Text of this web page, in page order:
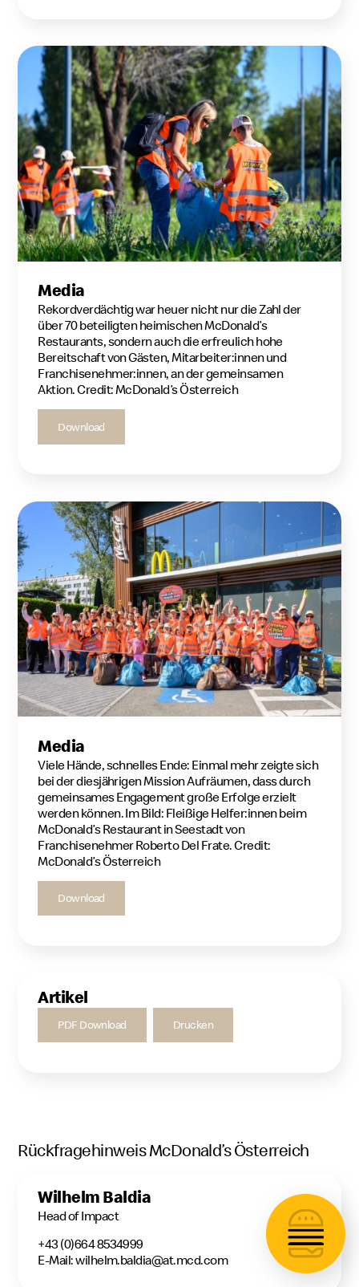
Media
Rekordverdächtig war heuer nicht nur die Zahl der
über 70 beteiligten heimischen McDonald’s
Restaurants, sondern auch die erfreulich hohe
Bereitschaft von Gästen, Mitarbeiter:innen und
Franchisenehmer:innen, an der gemeinsamen
Aktion. Credit: McDonald’s Österreich
Download
Media
Viele Hände, schnelles Ende: Einmal mehr zeigte sich
bei der diesjährigen Mission Aufräumen, dass durch
gemeinsames Engagement große Erfolge erzielt
werden können. Im Bild: Fleißige Helfer:innen beim
McDonald’s Restaurant in Seestadt von
Franchisenehmer Roberto Del Frate. Credit:
McDonald’s Österreich
Download
Artikel
PDF Download Drucken
Rückfragehinweis McDonald’s Österreich
Wilhelm Baldia
Head of Impact
+43 (0)664 8534999
E-Mail: wilhelm.baldia@at.mcd.com